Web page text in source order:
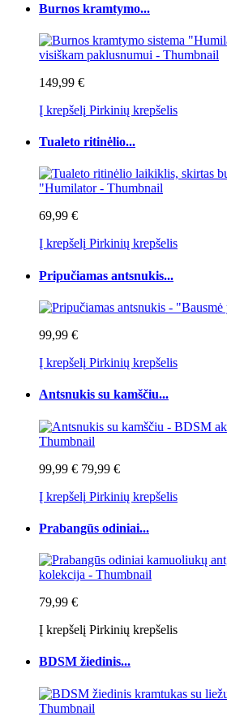
Burnos kramtymo...
149,99 €
Į krepšelį Pirkinių krepšelis
Tualeto ritinėlio...
69,99 €
Į krepšelį Pirkinių krepšelis
Pripučiamas antsnukis...
99,99 €
Į krepšelį Pirkinių krepšelis
Antsnukis su kamščiu...
99,99 € 79,99 €
Į krepšelį Pirkinių krepšelis
Prabangūs odiniai...
79,99 €
Į krepšelį Pirkinių krepšelis
BDSM žiedinis...